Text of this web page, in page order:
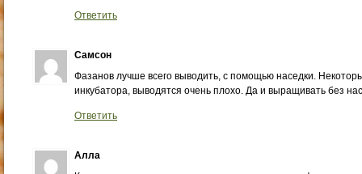
Ответить
Самсон
Фазанов лучше всего выводить, с помощью наседки.
инкубатора, выводятся очень плохо. Да и выращивать без
Ответить
Алла